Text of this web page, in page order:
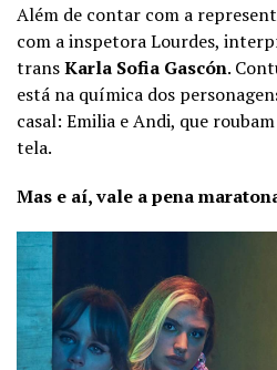
Além de contar com a
com a inspetora Lourdes,
transKarla Sofia Gascón.
está na química dos
casal: Emilia e Andi, que
tela.
Mas e aí, vale a pena